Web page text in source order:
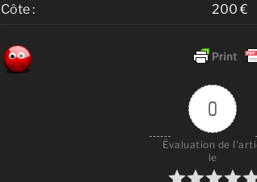
Côte :
200 €
0
Évaluation de
le